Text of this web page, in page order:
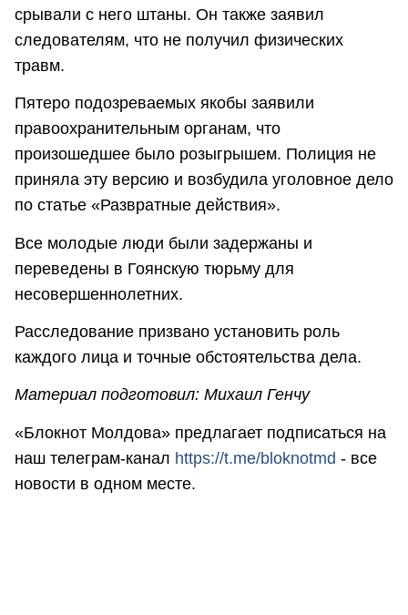
срывали с него штаны. Он также заявил
следователям, что не получил физических
травм.
Пятеро подозреваемых якобы заявили
правоохранительным органам, что
произошедшее было розыгрышем. Полиция не
приняла эту версию и возбудила уголовное дело
по статье «Развратные действия».
Все молодые люди были задержаны и
переведены в Гоянскую тюрьму для
несовершеннолетних.
Расследование призвано установить роль
каждого лица и точные обстоятельства дела.
Материал подготовил: Михаил Генчу
«Блокнот Молдова» предлагает подписаться на
наш телеграм-канал https://t.me/bloknotmd - все
новости в одном месте.